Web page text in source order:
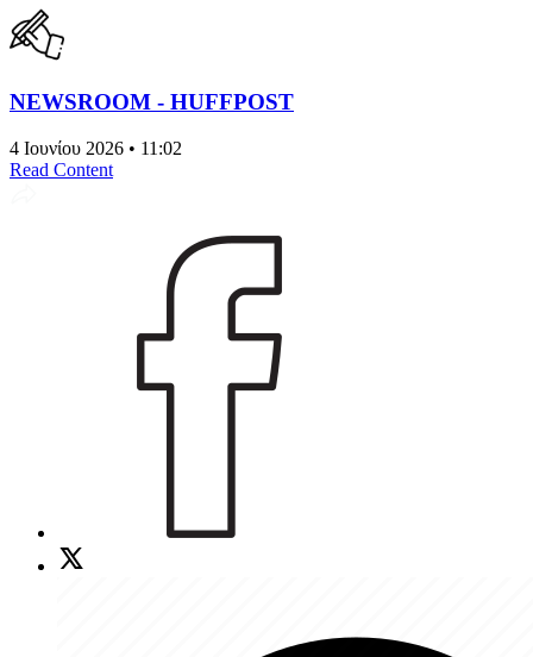
NEWSROOM - HUFFPOST
4 Ιουνίου 2026 • 11:02
Read Content